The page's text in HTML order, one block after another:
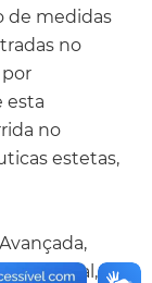
de medidas
no
esta
no
estetas,
facial,